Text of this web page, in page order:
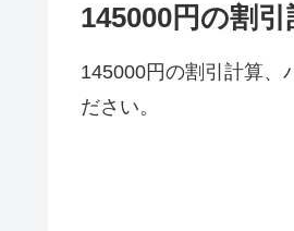
145000円の割
145000円の割引計算、
ださい。